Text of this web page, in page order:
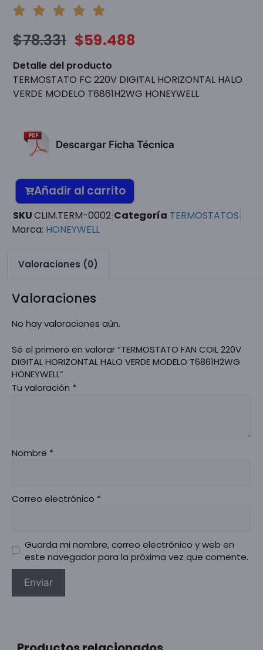
$78.331 $59.488
Detalle del producto
TERMOSTATO FC 220V DIGITAL HORIZONTAL HALO
VERDE MODELO T6861H2WG HONEYWELL
Descargar Ficha Técnica
Añadir al carrito
SKUCLIM.TERM-0002 Categoría TERMOSTATOS
Marca: HONEYWELL
Valoraciones (0)
Valoraciones
No hay valoraciones aún.
Sé el primero en valorar “TERMOSTATO FAN COIL 220V
DIGITAL HORIZONTAL HALO VERDE MODELO T6861H2WG
HONEYWELL”
Tu valoración *
Nombre *
Correo electrónico *
Guarda mi nombre, correo electrónico y web en
este navegador para la próxima vez que comente.